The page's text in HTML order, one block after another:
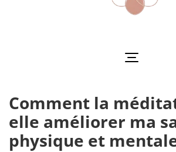
Comment la
elle améliorer ma
physique et